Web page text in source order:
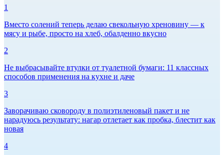
1
Вместо солений теперь делаю свекольную хреновину — к
мясу и рыбе, просто на хлеб, обалденно вкусно
2
Не выбрасывайте втулки от туалетной бумаги: 11 классных
способов применения на кухне и даче
3
Заворачиваю сковороду в полиэтиленовый пакет и не
нарадуюсь результату: нагар отлетает как пробка, блестит как
новая
4